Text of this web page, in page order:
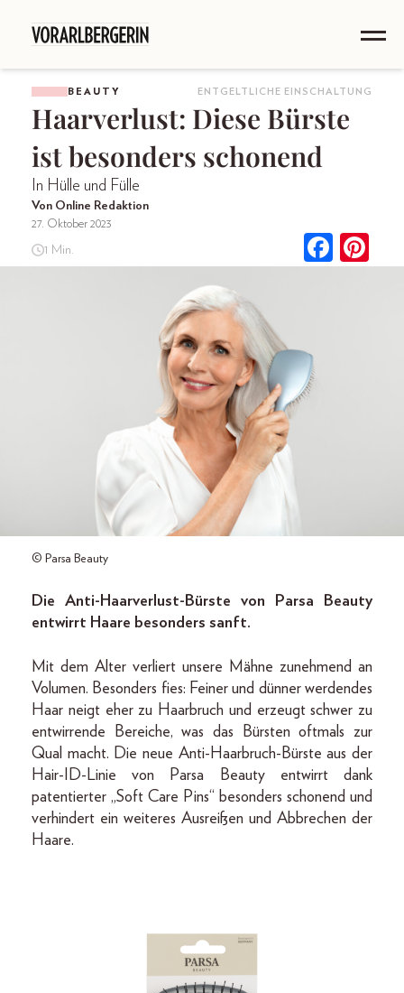
BEAUTY ENTGELTLICHE EINSCHALTUNG
Haarverlust: Diese Bürste
ist besonders schonend
In Hülle und Fülle
Von Online Redaktion
27. Oktober 2023
1 Min.
© Parsa Beauty
Die Anti-Haarverlust-Bürste von Parsa Beauty
entwirrt Haare besonders sanft.
Mit dem Alter verliert unsere Mähne zunehmend an
Volumen. Besonders fies: Feiner und dünner werdendes
Haar neigt eher zu Haarbruch und erzeugt schwer zu
entwirrende Bereiche, was das Bürsten oftmals zur
Qual macht. Die neue Anti-Haarbruch-Bürste aus der
Hair-ID-Linie von Parsa Beauty entwirrt dank
patentierter „Soft Care Pins“ besonders schonend und
verhindert ein weiteres Ausreißen und Abbrechen der
Haare.